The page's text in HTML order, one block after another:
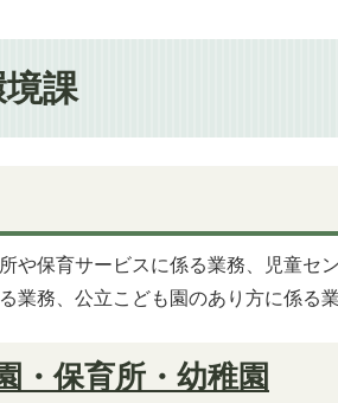
課
や保育サービスに係る業務、児童セ
業務、公立こども園のあり方に係る
・保育所・幼稚園